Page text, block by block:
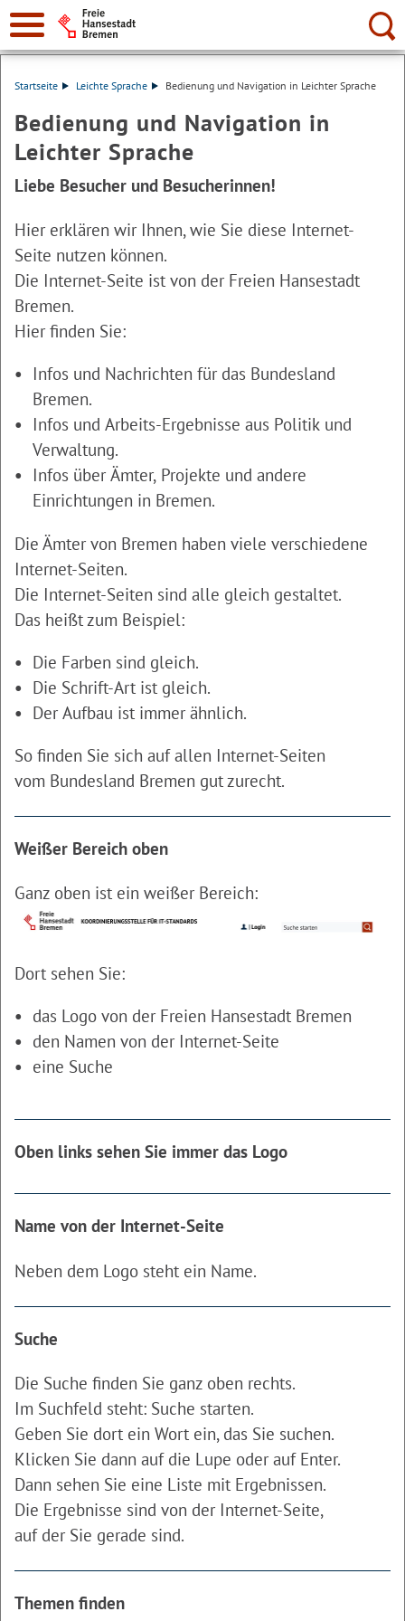
Suche:
Startseite Leichte Sprache Bedienung und Navigation in Leichter Sprache
Bedienung und Navigation in
Leichter Sprache
Liebe Besucher und Besucherinnen!
Hier erklären wir Ihnen, wie Sie diese Internet-
Seite nutzen können.
Die Internet-Seite ist von der Freien Hansestadt
Bremen.
Hier finden Sie:
Infos und Nachrichten für das Bundesland
Bremen.
Infos und Arbeits-Ergebnisse aus Politik und
Verwaltung.
Infos über Ämter, Projekte und andere
Einrichtungen in Bremen.
Die Ämter von Bremen haben viele verschiedene
Internet-Seiten.
Die Internet-Seiten sind alle gleich gestaltet.
Das heißt zum Beispiel:
Die Farben sind gleich.
Die Schrift-Art ist gleich.
Der Aufbau ist immer ähnlich.
So finden Sie sich auf allen Internet-Seiten
vom Bundesland Bremen gut zurecht.
Weißer Bereich oben
Ganz oben ist ein weißer Bereich:
Dort sehen Sie:
das Logo von der Freien Hansestadt Bremen
den Namen von der Internet-Seite
eine Suche
Oben links sehen Sie immer das Logo
Name von der Internet-Seite
Neben dem Logo steht ein Name.
Suche
Die Suche finden Sie ganz oben rechts.
Im Suchfeld steht: Suche starten.
Geben Sie dort ein Wort ein, das Sie suchen.
Klicken Sie dann auf die Lupe oder auf Enter.
Dann sehen Sie eine Liste mit Ergebnissen.
Die Ergebnisse sind von der Internet-Seite,
auf der Sie gerade sind.
Themen finden